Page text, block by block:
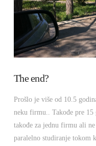
The end?
Prošlo je više od 10.5
neku firmu.. Takođe pre 15
takođe za jednu firmu ali
paralelno studiranje tokom